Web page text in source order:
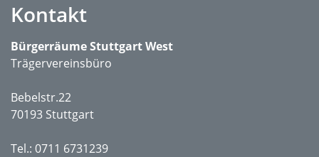
Kontakt
Bürgerräume Stuttgart West
Trägervereinsbüro
Bebelstr.22
70193 Stuttgart
Tel.: 0711 6731239